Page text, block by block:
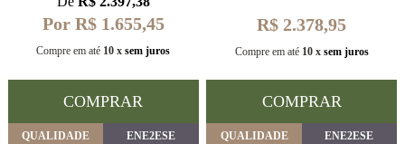
Por R$ 1.655,45
Compre em até 10 x sem juros
COMPRAR
R$ 2.378,95
Compre em até 10 x sem juros
COMPRAR
QUALIDADE ENE2ESE QUALIDADE ENE2ESE